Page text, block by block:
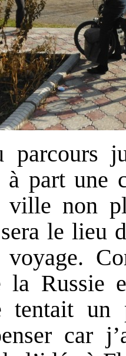
parcours
part une
non
le lieu
la Russie
tentait un
car